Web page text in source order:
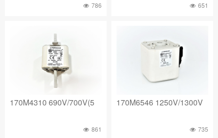
786 651
170M4310 690V/700V(5
861
170M6546 1250V/1300V
735